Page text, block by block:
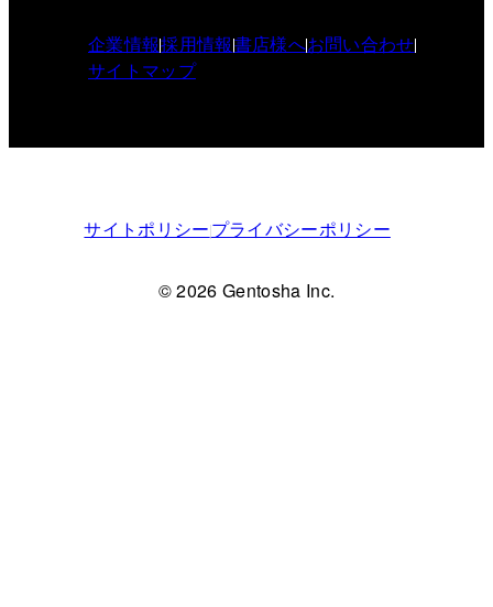
企業情報採用情報書店様へお問い合わせ
サイトマップ
サイトポリシープライバシーポリシー
© 2026 Gentosha Inc.